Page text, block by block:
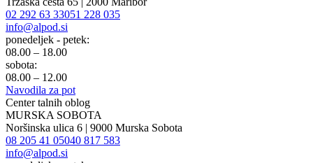
02 292 63 33051 228 035
info@alpod.si
ponedeljek - petek:
08.00 – 18.00
sobota:
08.00 – 12.00
Navodila za pot
Center talnih oblog
MURSKA SOBOTA
Noršinska ulica 6 | 9000 Murska Sobota
08 205 41 05040 817 583
info@alpod.si